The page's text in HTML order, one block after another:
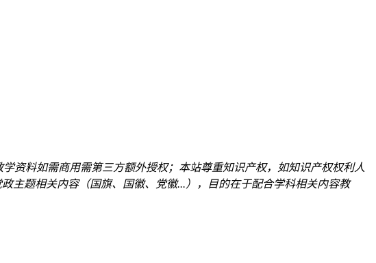
资料如需商用需第三方额外授权；本站尊重知识产权，如知识产权权利人
主题相关内容（国旗、国徽、党徽...），目的在于配合学科相关内容教